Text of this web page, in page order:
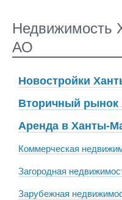
Недвижимость
АО
Новостройки
Вторичный рынок
Аренда в Ханты-
Коммерческая
Загородная
Зарубежная